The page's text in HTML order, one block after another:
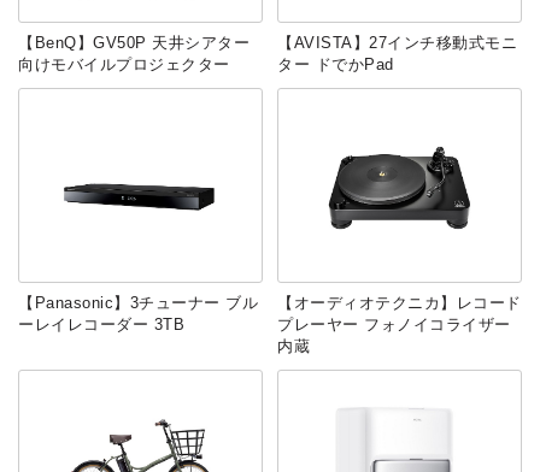
【BenQ】GV50P 天井シアター
向けモバイルプロジェクター
【AVISTA】27インチ移動式モニ
ター ドでかPad
【Panasonic】3チューナー ブル
ーレイレコーダー 3TB
【オーディオテクニカ】レコード
プレーヤー フォノイコライザー
内蔵